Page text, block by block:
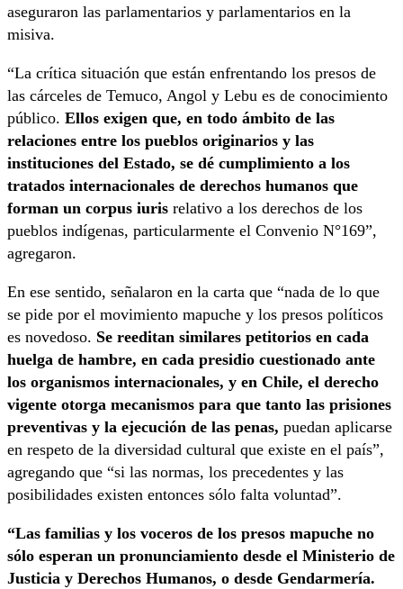
aseguraron las parlamentarios y parlamentarios en la
misiva.
“La crítica situación que están enfrentando los presos de
las cárceles de Temuco, Angol y Lebu es de conocimiento
público. Ellos exigen que, en todo ámbito de las
relaciones entre los pueblos originarios y las
instituciones del Estado, se dé cumplimiento a los
tratados internacionales de derechos humanos que
forman un corpus iuris relativo a los derechos de los
pueblos indígenas, particularmente el Convenio N°169”,
agregaron.
En ese sentido, señalaron en la carta que “nada de lo que
se pide por el movimiento mapuche y los presos políticos
es novedoso. Se reeditan similares petitorios en cada
huelga de hambre, en cada presidio cuestionado ante
los organismos internacionales, y en Chile, el derecho
vigente otorga mecanismos para que tanto las prisiones
preventivas y la ejecución de las penas, puedan aplicarse
en respeto de la diversidad cultural que existe en el país”,
agregando que “si las normas, los precedentes y las
posibilidades existen entonces sólo falta voluntad”.
“Las familias y los voceros de los presos mapuche no
sólo esperan un pronunciamiento desde el Ministerio de
Justicia y Derechos Humanos, o desde Gendarmería.